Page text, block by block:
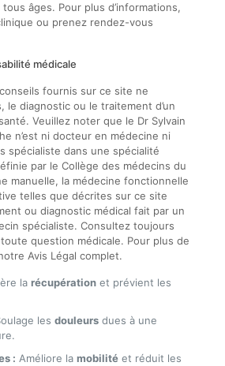
âges. Pour plus d’informations,
ou prenez rendez-vous
médicale
fournis sur ce site ne
le diagnostic ou le traitement d’un
Veuillez noter que le Dr Sylvain
n’est ni docteur en médecine ni
spécialiste dans une spécialité
par le Collège des médecins du
manuelle, la médecine fonctionnelle
telles que décrites sur ce site
ou diagnostic médical fait par un
spécialiste. Consultez toujours
question médicale. Pour plus de
Avis Légal complet.
la récupérationet prévient les
les douleursdues à une
: Améliore la mobilitéet réduit les